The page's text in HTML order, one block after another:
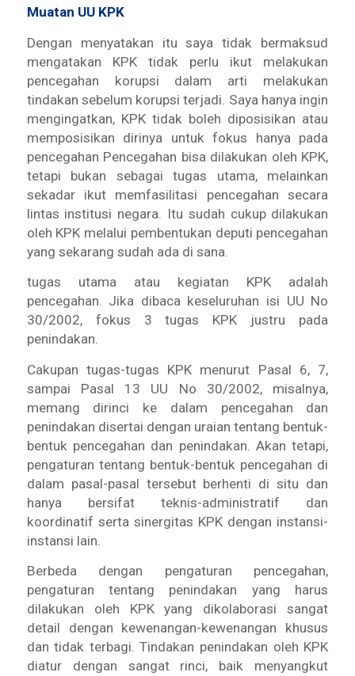
Muatan UU KPK
Dengan menyatakan itu saya tidak bermaksud
mengatakan KPK tidak perlu ikut melakukan
pencegahan korupsi dalam arti melakukan
tindakan sebelum korupsi terjadi. Saya hanya ingin
mengingatkan, KPK tidak boleh diposisikan atau
memposisikan dirinya untuk fokus hanya pada
pencegahan Pencegahan bisa dilakukan oleh KPK,
tetapi bukan sebagai tugas utama, melainkan
sekadar ikut memfasilitasi pencegahan secara
lintas institusi negara. Itu sudah cukup dilakukan
oleh KPK melalui pembentukan deputi pencegahan
yang sekarang sudah ada di sana.
tugas utama atau kegiatan KPK adalah
pencegahan. Jika dibaca keseluruhan isi UU No
30/2002, fokus 3 tugas KPK justru pada
penindakan.
Cakupan tugas-tugas KPK menurut Pasal 6, 7,
sampai Pasal 13 UU No 30/2002, misalnya,
memang dirinci ke dalam pencegahan dan
penindakan disertai dengan uraian tentang bentuk-
bentuk pencegahan dan penindakan. Akan tetapi,
pengaturan tentang bentuk-bentuk pencegahan di
dalam pasal-pasal tersebut berhenti di situ dan
hanya bersifat teknis-administratif dan
koordinatif serta sinergitas KPK dengan instansi-
instansi lain.
Berbeda dengan pengaturan pencegahan,
pengaturan tentang penindakan yang harus
dilakukan oleh KPK yang dikolaborasi sangat
detail dengan kewenangan-kewenangan khusus
dan tidak terbagi. Tindakan penindakan oleh KPK
diatur dengan sangat rinci, baik menyangkut